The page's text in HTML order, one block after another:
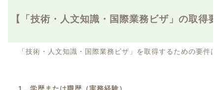
【「技術・人文知識・国際業務ビザ」の取得要
「技術・人文知識・国際業務ビザ」を取得するための要件